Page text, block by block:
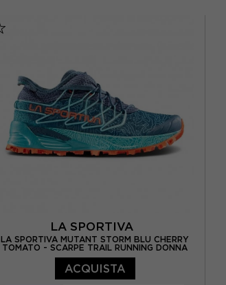
LA SPORTIVA
LA SPORTIVA MUTANT STORM BLU CHERRY
TOMATO - SCARPE TRAIL RUNNING DONNA
ACQUISTA